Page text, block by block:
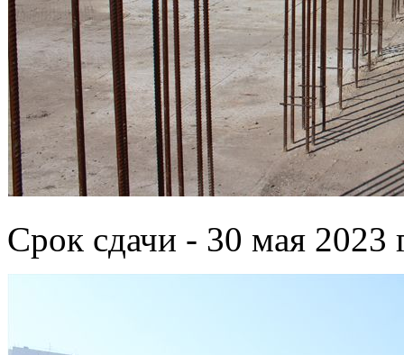
Срок сдачи - 30 мая 2023